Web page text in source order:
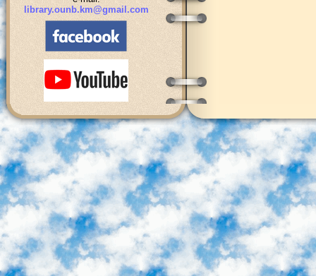
library.ounb.km@gmail.com